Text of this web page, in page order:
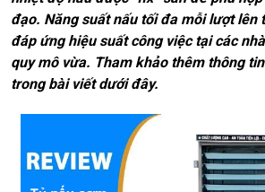
đạo. Năng suất nấu tối đa mỗi lượt lên
đáp ứng hiệu suất công việc tại các
quy mô vừa. Tham khảo thêm thông
trong bài viết dưới đây.